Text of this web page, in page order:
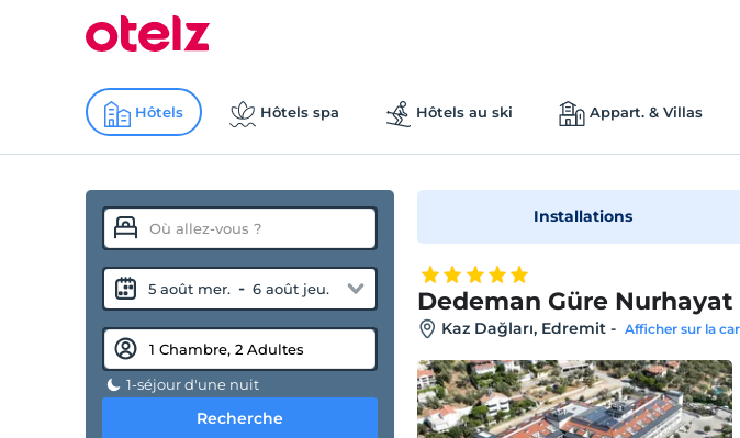
Hôtels Hôtels spa Hôtels au ski Appart. & Villas
5 août mer. - 6 août jeu.
1-séjour d'une nuit
Recherche
Installations
Dedeman Güre Nurhayat
Kaz Dağları, Edremit- Afficher sur la